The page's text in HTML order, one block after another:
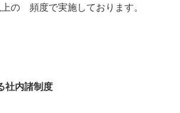
の 頻度で実施しております。
社内諸制度